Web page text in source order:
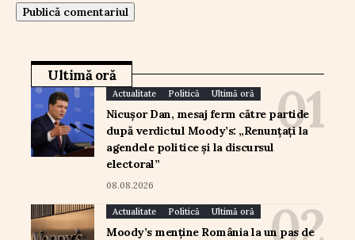
Ultimă oră
Actualitate Politică Ultimă oră
Nicușor Dan, mesaj ferm către partide
după verdictul Moody’s: „Renunțați la
agendele politice și la discursul
electoral”
08.08.2026
Actualitate Politică Ultimă oră
Moody’s menține România la un pas de